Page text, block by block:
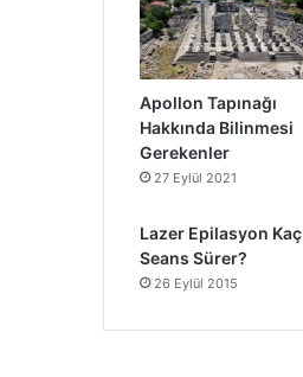
Apollon Tapınağı
Hakkında Bilinmesi
Gerekenler
27 Eylül 2021
Lazer Epilasyon Kaç
Seans Sürer?
26 Eylül 2015